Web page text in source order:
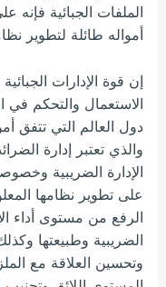
الملفات الجبائية فإنه
أمواله طائلة لتطوير
إن قوة الإدارات
الاستعمال والتحكم في
دول العالم التي تتفق
والذي تعتبر إدارة
الإدارة الضريبية
على تطوير نظامها
الرفع من مستوى أداء
الضريبية وطبيعتها
وتحسين العلاقة مع